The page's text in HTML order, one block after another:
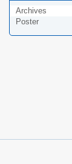
Archives
Poster